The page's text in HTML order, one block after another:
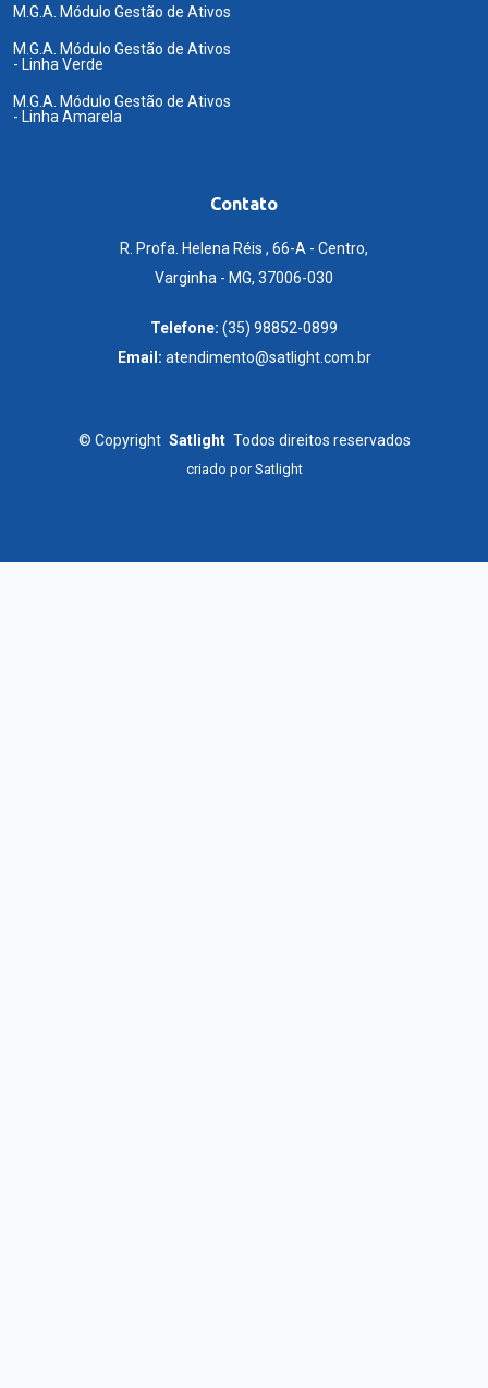
M.G.A. Módulo Gestão de Ativos
M.G.A. Módulo Gestão de Ativos
- Linha Verde
M.G.A. Módulo Gestão de Ativos
- Linha Amarela
Contato
R. Profa. Helena Réis , 66-A - Centro,
Varginha - MG, 37006-030
Telefone: (35) 98852-0899
Email: atendimento@satlight.com.br
© Copyright Satlight Todos direitos reservados
criado porSatlight